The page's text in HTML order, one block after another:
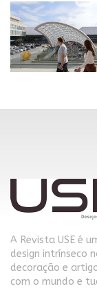
A Revista USE é
design intrínseco
decoração e
com o mundo e